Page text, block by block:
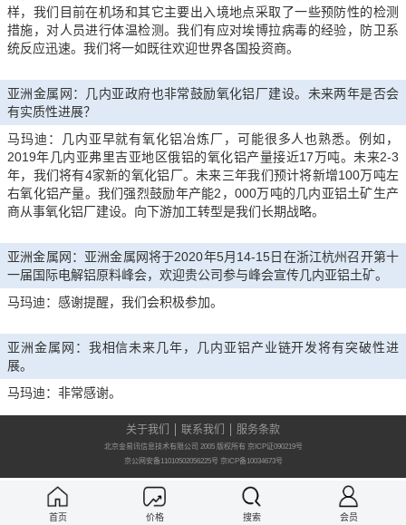
样，我们目前在机场和其它主要出入境地点采取了一些预防性的检测
措施，对人员进行体温检测。我们有应对埃博拉病毒的经验，防卫系
统反应迅速。我们将一如既往欢迎世界各国投资商。
亚洲金属网：几内亚政府也非常鼓励氧化铝厂建设。未来两年是否会
有实质性进展？
马玛迪：几内亚早就有氧化铝冶炼厂，可能很多人也熟悉。例如，
2019年几内亚弗里吉亚地区俄铝的氧化铝产量接近17万吨。未来2-3
年，我们将有4家新的氧化铝厂。未来三年我们预计将新增100万吨左
右氧化铝产量。我们强烈鼓励年产能2，000万吨的几内亚铝土矿生产
商从事氧化铝厂建设。向下游加工转型是我们长期战略。
亚洲金属网：亚洲金属网将于2020年5月14-15日在浙江杭州召开第十
一届国际电解铝原料峰会，欢迎贵公司参与峰会宣传几内亚铝土矿。
马玛迪：感谢提醒，我们会积极参加。
亚洲金属网：我相信未来几年，几内亚铝产业链开发将有突破性进
展。
马玛迪：非常感谢。
首页 价格 搜索 会员
关于我们 联系我们 服务条款
北京金易讯信息技术有限公司 2005 版权所有 京ICP证090219号
京公网安备11010502056225号京ICP备10034673号